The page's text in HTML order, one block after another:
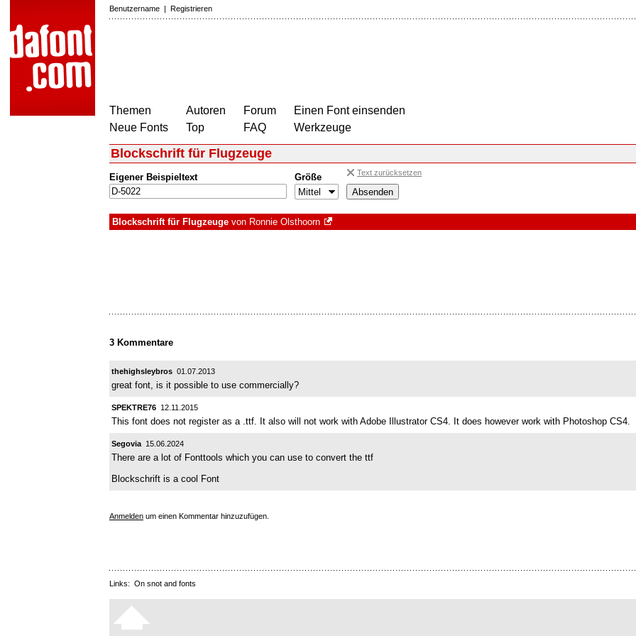
Benutzername | Registrieren
Themen
Neue Fonts
Autoren
Top
Forum
FAQ
Einen Font einsenden
Werkzeuge
Blockschrift für Flugzeuge
Eigener Beispieltext Größe Text zurücksetzen
Blockschrift für Flugzeuge von Ronnie Olsthoorn
3 Kommentare
thehighsleybros 01.07.2013
great font, is it possible to use commercially?
SPEKTRE76 12.11.2015
This font does not register as a .ttf. It also will not work with Adobe Illustrator CS4. It does however work with Photoshop CS4.
Segovia 15.06.2024
There are a lot of Fonttools which you can use to convert the ttf
Blockschrift is a cool Font
Anmelden um einen Kommentar hinzuzufügen.
Links: On snot and fonts